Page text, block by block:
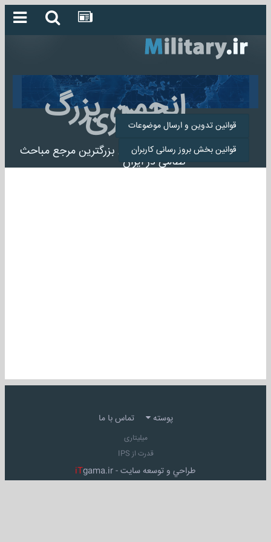
انجمن بزرگ
میلیتاری
انجمن میلیتاری بزرگترین مرجع مباحث
نظامی در ایران
قوانین تدوین و ارسال موضوعات
قوانین بخش بروز رسانی کاربران
پوسته تماس با ما
میلیتاری
قدرت از IPS
طراحي و توسعه سايت - iTgama.ir